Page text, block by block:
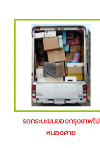
รถกระบะขนของกรุงเทพไป
หนองคาย